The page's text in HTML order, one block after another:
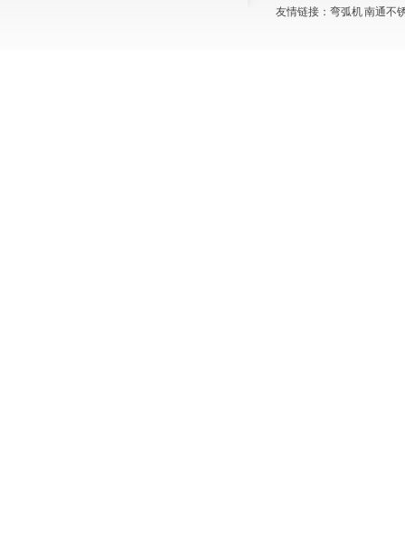
友情链接： 弯弧机南通不